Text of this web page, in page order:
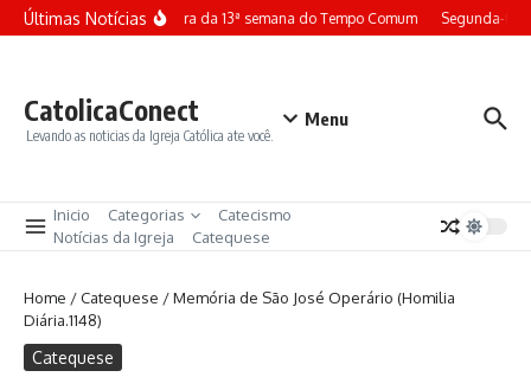
Ir para o conteúdo
Últimas NotíciasTerça-feira da 13ª semana do Tempo Comum Segunda-
CatolicaConect
Levando as noticias da Igreja Católica ate você.
Menu
Inicio Categorias
Catecismo
Notícias da Igreja
Catequese
Home /Catequese /Memória de São José Operário (Homilia
Diária.1148)
Catequese